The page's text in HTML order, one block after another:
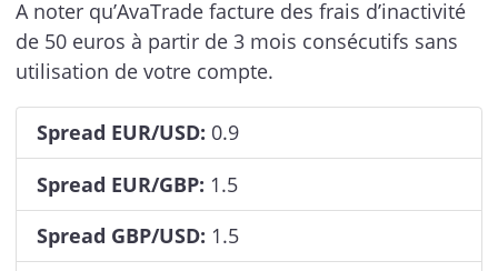
A noter qu’AvaTrade facture des frais d’inactivité
de 50 euros à partir de 3 mois consécutifs sans
utilisation de votre compte.
Spread EUR/USD: 0.9
Spread EUR/GBP: 1.5
Spread GBP/USD: 1.5